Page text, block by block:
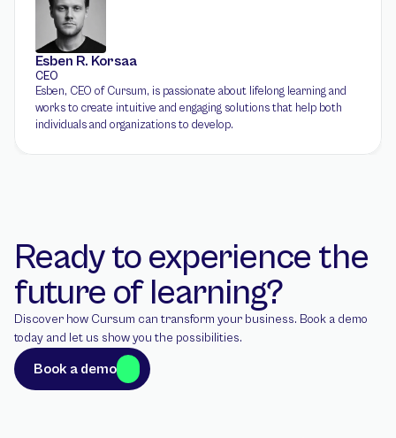
Esben R. Korsaa
CEO
Esben, CEO of Cursum, is passionate about lifelong learning and
works to create intuitive and engaging solutions that help both
individuals and organizations to develop.
Ready to experience the
future of learning?
Discover how Cursum can transform your business. Book a demo
today and let us show you the possibilities.
Book a demo
Book a demo